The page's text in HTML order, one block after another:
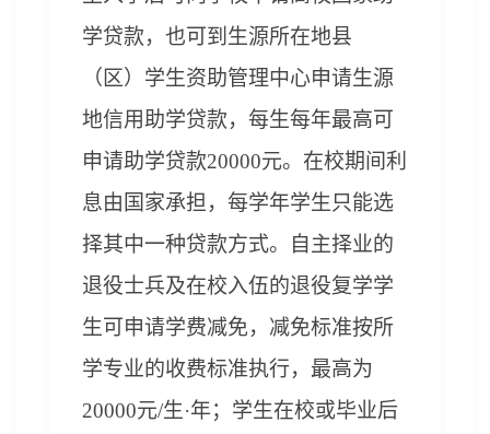
学贷款，也可到生源所在地县
（区）学生资助管理中心申请生源
地信用助学贷款，每生每年最高可
申请助学贷款20000元。在校期间利
息由国家承担，每学年学生只能选
择其中一种贷款方式。自主择业的
退役士兵及在校入伍的退役复学学
生可申请学费减免，减免标准按所
学专业的收费标准执行，最高为
20000元/生·年；学生在校或毕业后